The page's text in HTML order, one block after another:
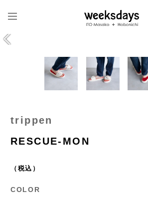
trippen
RESCUE-MON
（税込）
COLOR